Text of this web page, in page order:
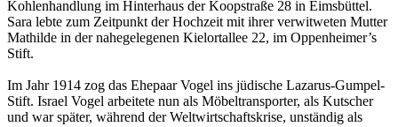
Kohlenhandlung im Hinterhaus der Koopstraße 28 in Eimsbüttel.
Sara lebte zum Zeitpunkt der Hochzeit mit ihrer verwitweten Mutter
Mathilde in der nahegelegenen Kielortallee 22, im Oppenheimer’s
Stift.
Im Jahr 1914 zog das Ehepaar Vogel ins jüdische Lazarus-Gumpel-
Stift. Israel Vogel arbeitete nun als Möbeltransporter, als Kutscher
und war später, während der Weltwirtschaftskrise, unständig als